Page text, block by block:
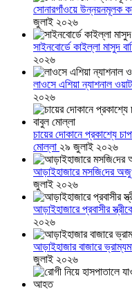
সোনারগাঁওয়ে উন্নয়নমূলক
জুলাই ২০২৬
সাইনবোর্ডে কাইল্লা মাসুদ
২০২৬
লাওসে এশিয়া ন্যাশনাল
২০২৬
চায়ের দোকানে প্রকাশ্যে
মোল্লা ২৯ জুলাই ২০২৬
আড়াইহাজারে মস‌জি‌দের
জুলাই ২০২৬
আড়াইহাজারে প্রবাসীর
২০২৬
আড়াইহাজার বাজারে
জুলাই ২০২৬